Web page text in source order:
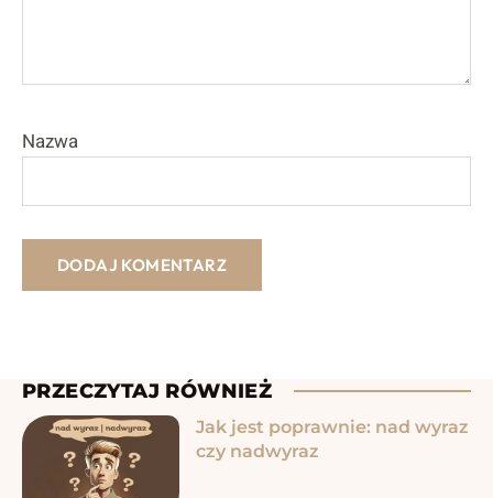
Nazwa
PRZECZYTAJ RÓWNIEŻ
Jak jest poprawnie: nad wyraz
czy nadwyraz